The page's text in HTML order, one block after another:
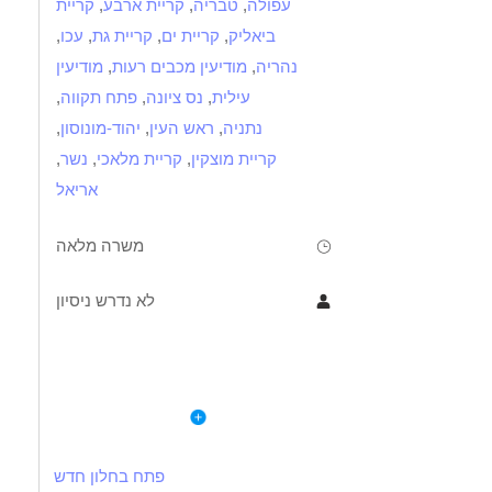
עפולה, טבריה, קריית ארבע, קריית
ביאליק, קריית ים, קריית גת, עכו,
נהריה, מודיעין מכבים רעות, מודיעין
עילית, נס ציונה, פתח תקווה,
נתניה, ראש העין, יהוד-מונוסון,
קריית מוצקין, קריית מלאכי, נשר,
אריאל
משרה מלאה
לא נדרש ניסיון
תנאי המשרה:
- ניסיון בהוראה פרטית- יתרון
פתח בחלון חדש